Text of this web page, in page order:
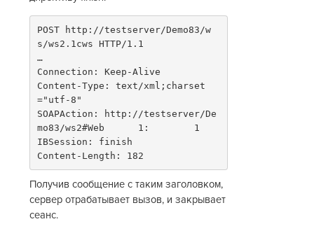
POST http://testserver/Demo83/w
s/ws2.1cws HTTP/1.1
…
Connection: Keep-Alive
Content-Type: text/xml;charset
="utf-8"
SOAPAction: http://testserver/De
mo83/ws2#Web      1:        1
IBSession: finish
Content-Length: 182
Получив сообщение с таким заголовком,
сервер отрабатывает вызов, и закрывает
сеанс.